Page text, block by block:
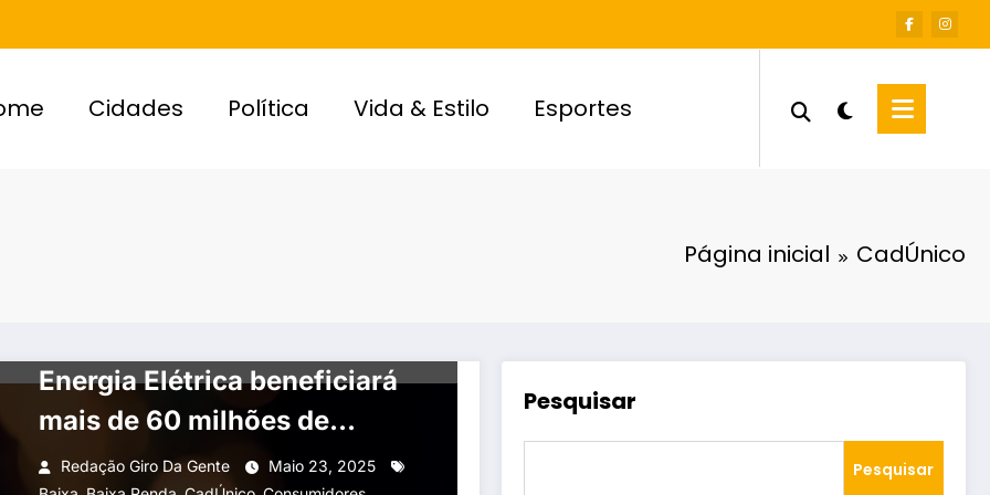
Cidades Política Vida & Estilo Esportes
Página inicial CadÚnico
Energia Elétrica beneficiará
mais de 60 milhões de
brasileiros
Redação Giro Da Gente
Maio 23, 2025
Pesquisar
Pesquisar